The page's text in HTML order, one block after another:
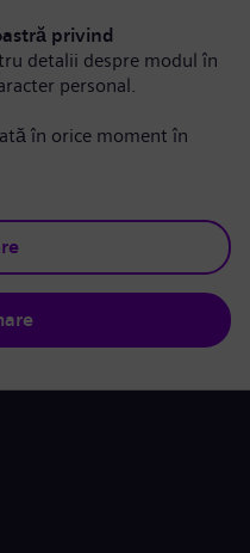
privind
detalii despre modul în
personal.
în orice moment în